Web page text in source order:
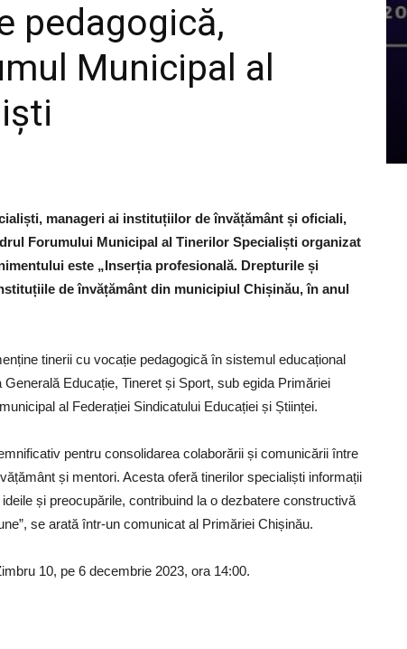
pedagogică,
Municipal al
manageri ai instituțiilor de învățământ și oficiali,
Forumului Municipal al Tinerilor Specialiști organizat
este „Inserția profesională. Drepturile și
de învățământ din municipiul Chișinău, în anul
tinerii cu vocație pedagogică în sistemul educațional
Educație, Tineret și Sport, sub egida Primăriei
al Federației Sindicatului Educației și Științei.
pentru consolidarea colaborării și comunicării între
și mentori. Acesta oferă tinerilor specialiști informații
și preocupările, contribuind la o dezbatere constructivă
se arată într-un comunicat al Primăriei Chișinău.
10, pe 6 decembrie 2023, ora 14:00.